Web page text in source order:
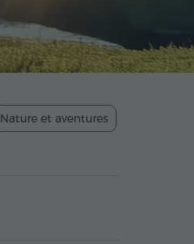
Nature et aventures